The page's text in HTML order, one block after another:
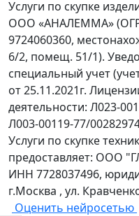
Услуги по скупке
ООО «АНАЛЕММА»
9724060360,
6/2, помещ. 51/1).
специальный учет
от 25.11.2021г.
деятельности: Л023-
Л003-00119-77/
Услуги по скупке
предоставляет: ООО
ИНН 7728037496,
г.Москва , ул.
Оценить нейросетью